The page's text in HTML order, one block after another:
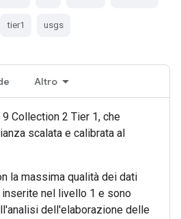
tier1 usgs
Altro
Collection 2 Tier 1, che
scalata e calibrata al
la massima qualità dei dati
nel livello 1 e sono
dell'elaborazione delle